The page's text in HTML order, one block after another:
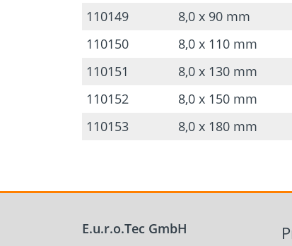
110149
8,0 x 90 mm
110150
8,0 x 110 mm
110151
8,0 x 130 mm
110152
8,0 x 150 mm
110153
8,0 x 180 mm
E.u.r.o.Tec GmbH